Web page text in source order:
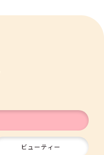
ビューティー